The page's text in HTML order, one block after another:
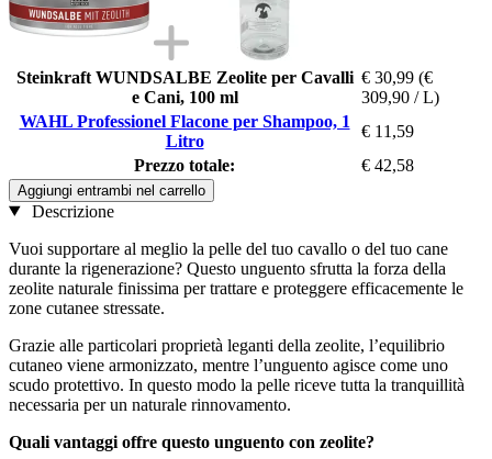
Steinkraft WUNDSALBE Zeolite per Cavalli
e Cani, 100 ml
€ 30,99 (€
309,90 / L)
WAHL Professionel Flacone per Shampoo, 1
Litro
€ 11,59
Prezzo totale:
€ 42,58
Aggiungi entrambi nel carrello
Descrizione
Vuoi supportare al meglio la pelle del tuo cavallo o del tuo cane
durante la rigenerazione? Questo unguento sfrutta la forza della
zeolite naturale finissima per trattare e proteggere efficacemente le
zone cutanee stressate.
Grazie alle particolari proprietà leganti della zeolite, l’equilibrio
cutaneo viene armonizzato, mentre l’unguento agisce come uno
scudo protettivo. In questo modo la pelle riceve tutta la tranquillità
necessaria per un naturale rinnovamento.
Quali vantaggi offre questo unguento con zeolite?